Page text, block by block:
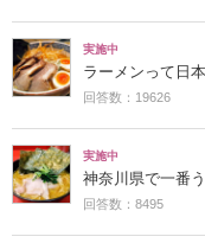
実施中
ラーメンって日
回答数：19626
実施中
神奈川県で一番
回答数：8495